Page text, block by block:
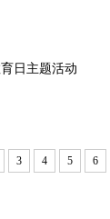
日主题活动
3 4 5 6